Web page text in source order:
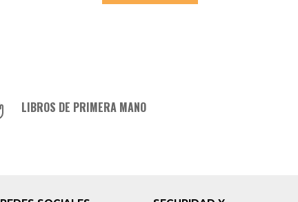
LIBROS DE PRIMERA MANO